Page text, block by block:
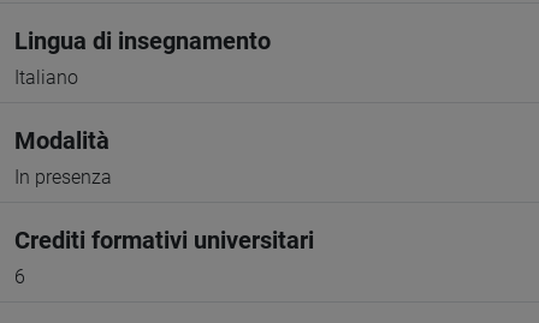
Lingua di insegnamento
Italiano
Modalità
In presenza
Crediti formativi universitari
6